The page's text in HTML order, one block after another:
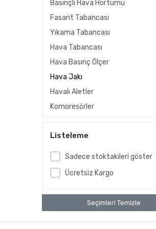
Basınçlı Hava Hortumu
Fasarit Tabancası
Yıkama Tabancası
Hava Tabancası
Hava Basınç Ölçer
Hava Jakı
Havalı Aletler
Kompresörler
Havalı Gres Yağlayıcılar
Listeleme
Sadece stoktakileri göster
Ücretsiz Kargo
Seçimleri Temizle